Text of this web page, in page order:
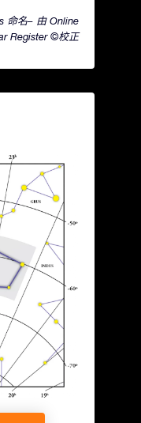
命名– 由 Online
Register ©校正